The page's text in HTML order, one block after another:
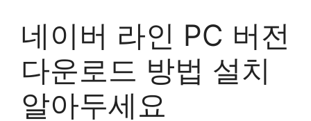
네이버 라인 PC 버전
다운로드 방법 설치
알아두세요